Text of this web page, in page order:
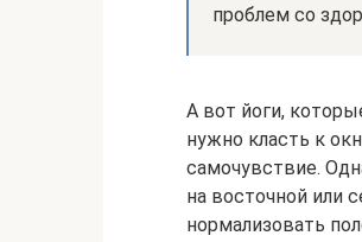
проблем со
А вот йоги,
нужно класть к
самочувствие.
на восточной или
нормализовать